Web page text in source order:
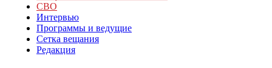
СВО
Интервью
Программы и ведущие
Сетка вещания
Редакция